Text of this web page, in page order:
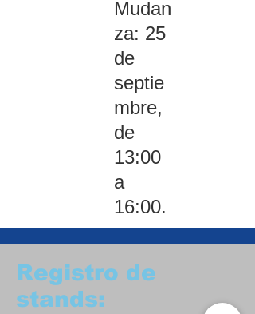
Mudan
za: 25
de
septie
mbre,
de
13:00
a
16:00.
Registro de
stands: